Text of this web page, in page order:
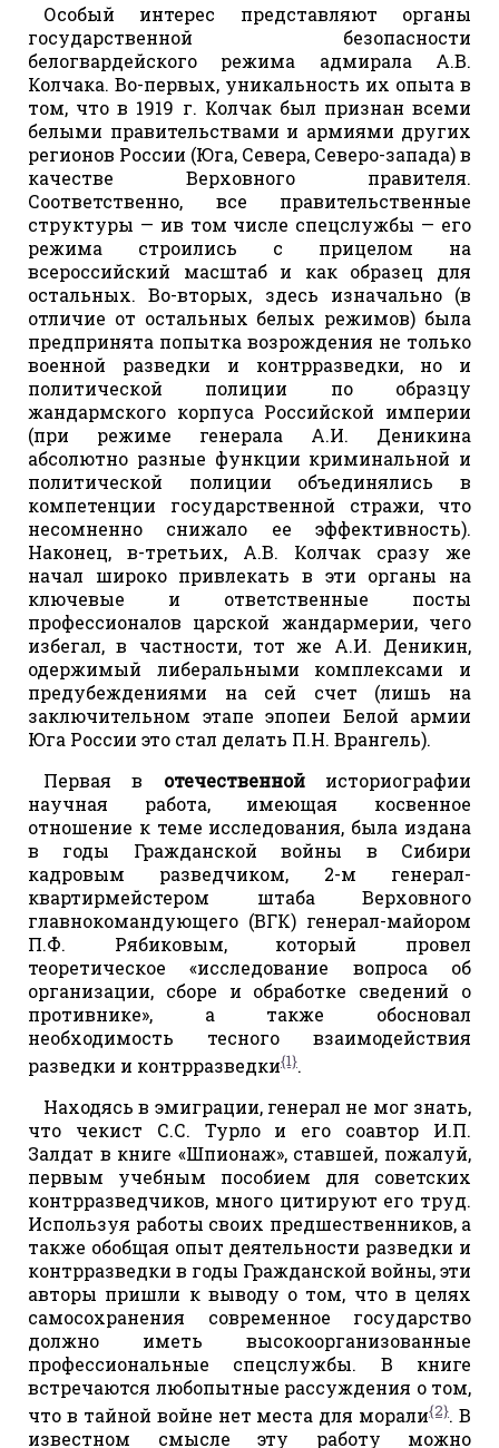
Особый интерес представляют органы
государственной безопасности
белогвардейского режима адмирала А.В.
Колчака. Во-первых, уникальность их опыта в
том, что в 1919 г. Колчак был признан всеми
белыми правительствами и армиями других
регионов России (Юга, Севера, Северо-запада) в
качестве Верховного правителя.
Соответственно, все правительственные
структуры — ив том числе спецслужбы — его
режима строились с прицелом на
всероссийский масштаб и как образец для
остальных. Во-вторых, здесь изначально (в
отличие от остальных белых режимов) была
предпринята попытка возрождения не только
военной разведки и контрразведки, но и
политической полиции по образцу
жандармского корпуса Российской империи
(при режиме генерала А.И. Деникина
абсолютно разные функции криминальной и
политической полиции объединялись в
компетенции государственной стражи, что
несомненно снижало ее эффективность).
Наконец, в-третьих, А.В. Колчак сразу же
начал широко привлекать в эти органы на
ключевые и ответственные посты
профессионалов царской жандармерии, чего
избегал, в частности, тот же А.И. Деникин,
одержимый либеральными комплексами и
предубеждениями на сей счет (лишь на
заключительном этапе эпопеи Белой армии
Юга России это стал делать П.Н. Врангель).
Первая в отечественной историографии
научная работа, имеющая косвенное
отношение к теме исследования, была издана
в годы Гражданской войны в Сибири
кадровым разведчиком, 2-м генерал-
квартирмейстером штаба Верховного
главнокомандующего (ВГК) генерал-майором
П.Ф. Рябиковым, который провел
теоретическое «исследование вопроса об
организации, сборе и обработке сведений о
противнике», а также обосновал
необходимость тесного взаимодействия
разведки и контрразведки{1}.
Находясь в эмиграции, генерал не мог знать,
что чекист С.С. Турло и его соавтор И.П.
Залдат в книге «Шпионаж», ставшей, пожалуй,
первым учебным пособием для советских
контрразведчиков, много цитируют его труд.
Используя работы своих предшественников, а
также обобщая опыт деятельности разведки и
контрразведки в годы Гражданской войны, эти
авторы пришли к выводу о том, что в целях
самосохранения современное государство
должно иметь высокоорганизованные
профессиональные спецслужбы. В книге
встречаются любопытные рассуждения о том,
что в тайной войне нет места для морали{2}. В
известном смысле эту работу можно